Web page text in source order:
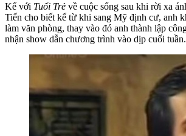
Kể với Tuổi Trẻ về cuộc sống sau khi rời xa
Tiến cho biết kể từ khi sang Mỹ định cư, anh
làm văn phòng, thay vào đó anh thành lập
nhận show dẫn chương trình vào dịp cuối tuần.